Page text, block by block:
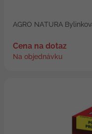
AGRO NATURA
Cena na dotaz
Na objednávku